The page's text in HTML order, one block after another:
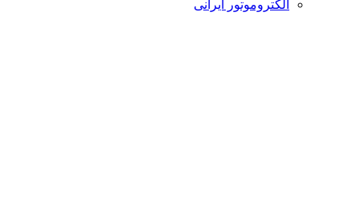
الکتروموتور ایرانی